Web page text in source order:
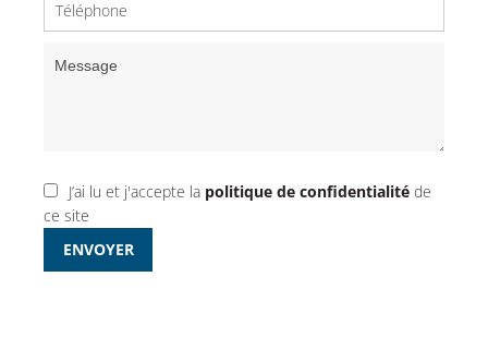
J’ai lu et j'accepte la politique de confidentialité de
ce site
ENVOYER